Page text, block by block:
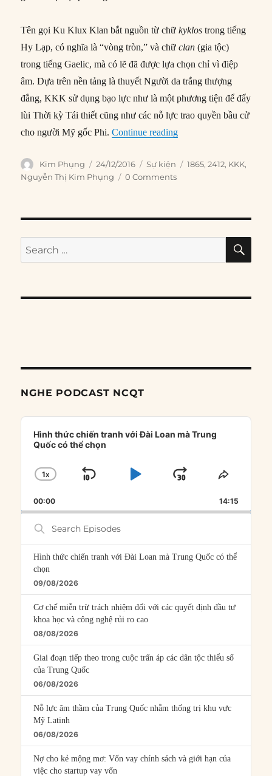
Tên gọi Ku Klux Klan bắt nguồn từ chữkyklos trong tiếng
Hy Lạp, có nghĩa là “vòng tròn,” và chữclan (gia tộc)
trong tiếng Gaelic, mà có lẽ đã được lựa chọn chỉ vì điệp
âm. Dựa trên nền tảng là thuyết Người da trắng thượng
đẳng, KKK sử dụng bạo lực như là một phương tiện để đẩy
lùi Thời kỳ Tái thiết cũng như các nỗ lực trao quyền bầu cử
cho người Mỹ gốc Phi.Continue reading“24/12/1865: Tổ chức
Author
Kim Phụng
Posted
on
24/12/2016 Categories
Sự kiện Tags
1865,2412, KKK,
Nguyễn Thị Kim Phụng
0 Comments
Search
for:
NGHE PODCAST NCQT
Audio
Player
Hình thức chiến tranh với Đài Loan mà Trung
Quốc có thể chọn
CHANGE
RATE
1X
SKIP
PLAYJUMP
FORWARD
SHARE
00:00 14:15
Search
Episodes
Hình thức chiến tranh với Đài Loan mà Trung Quốc có thể
chọn
09/08/2026
Cơ chế miễn trừ trách nhiệm đối với các quyết định đầu tư
khoa học và công nghệ rủi ro cao
08/08/2026
Giai đoạn tiếp theo trong cuộc trấn áp các dân tộc thiểu số
của Trung Quốc
06/08/2026
Nỗ lực âm thầm của Trung Quốc nhằm thống trị khu vực
Mỹ Latinh
06/08/2026
Nợ cho kẻ mộng mơ: Vốn vay chính sách và giới hạn của
việc cho startup vay vốn